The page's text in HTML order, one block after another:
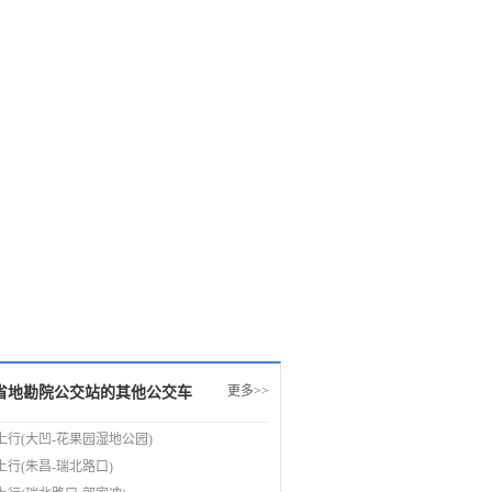
更多>>
地勘院公交站的其他公交车
行(大凹-花果园湿地公园)
行(朱昌-瑞北路口)